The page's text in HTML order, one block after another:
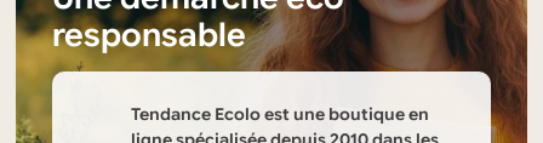
responsable
Tendance Ecolo est une boutique en